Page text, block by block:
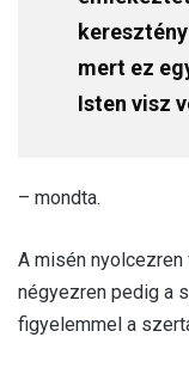
mert ez
Isten visz
– mondta.
A misén
négyezren pedig a
figyelemmel a